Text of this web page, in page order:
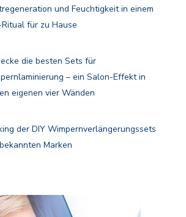
und Feuchtigkeit in einem
für zu Hause
die besten Sets für
– ein Salon-Effekt in
eigenen vier Wänden
der DIY Wimpernverlängerungssets
Marken